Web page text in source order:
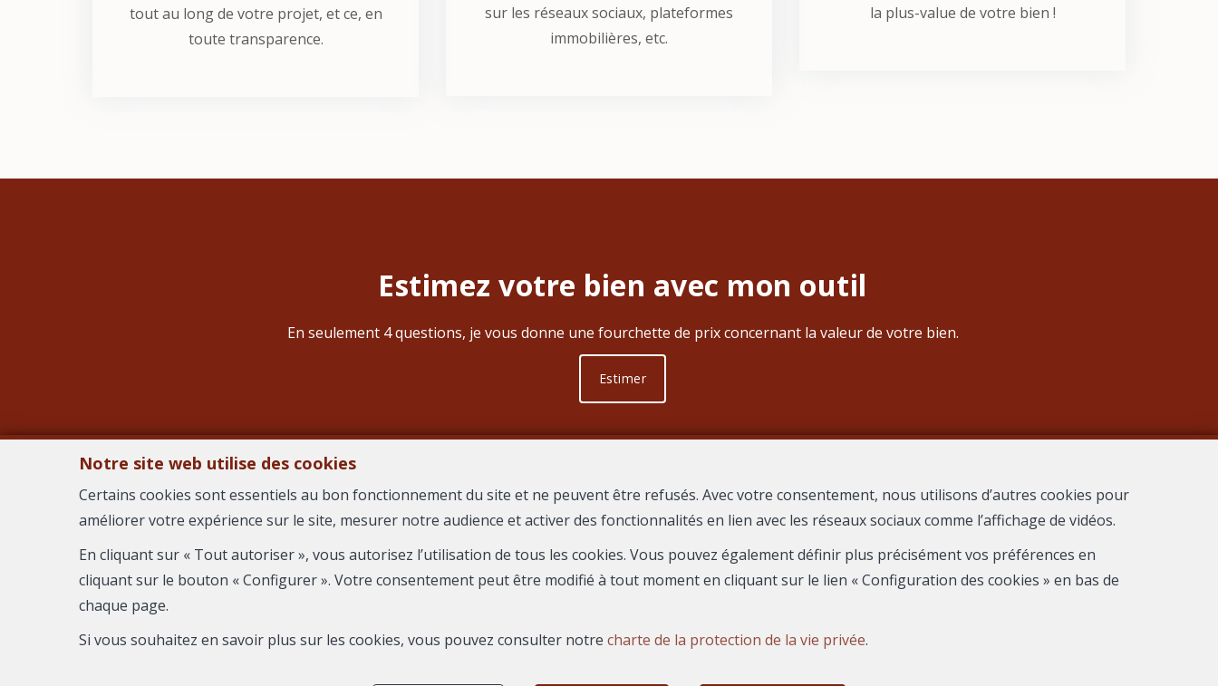
tout au long de votre projet, et ce, en
toute transparence.
sur les réseaux sociaux, plateformes
immobilières, etc.
la plus-value de votre bien !
Estimez votre bien avec mon outil
En seulement 4 questions, je vous donne une fourchette de prix concernant la valeur de votre bien.
Estimer
Notre site web utilise des cookies
Certains cookies sont essentiels au bon fonctionnement du site et ne peuvent être refusés. Avec votre consentement, nous utilisons d’autres cookies pour
améliorer votre expérience sur le site, mesurer notre audience et activer des fonctionnalités en lien avec les réseaux sociaux comme l’affichage de vidéos.
En cliquant sur « Tout autoriser », vous autorisez l’utilisation de tous les cookies. Vous pouvez également définir plus précisément vos préférences en
cliquant sur le bouton « Configurer ». Votre consentement peut être modifié à tout moment en cliquant sur le lien « Configuration des cookies » en bas de
chaque page.
Si vous souhaitez en savoir plus sur les cookies, vous pouvez consulter notre charte de la protection de la vie privée.
AGENCE REGARD 1626 Boulevard du President Salvador Allende
30000 Nimes
TEL.04 66 67 80 19 — agence@immoregard.com
N° entreprise : FR-0000.111.222